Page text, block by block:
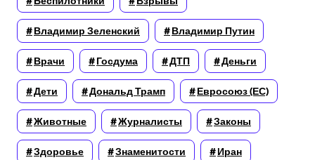
Владимир Зеленский Владимир Путин
Врачи Госдума ДТП Деньги
Дети Дональд Трамп Евросоюз (ЕС)
Животные Журналисты Законы
Здоровье Знаменитости Иран